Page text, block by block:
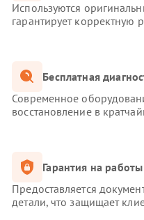
Используются
гарантирует корректную
Бесплатная
Современное
восстановление в
Гарантия на
Предоставляется
детали, что защищает